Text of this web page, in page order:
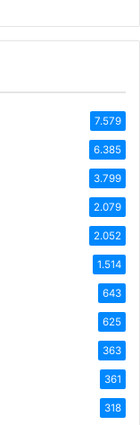
7.579
6.385
3.799
2.079
2.052
1.514
643
625
363
361
318